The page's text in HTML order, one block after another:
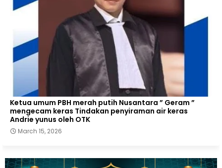
Ketua umum PBH merah putih Nusantara ” Geram ”
mengecam keras Tindakan penyiraman air keras
Andrie yunus oleh OTK
March 15, 2026